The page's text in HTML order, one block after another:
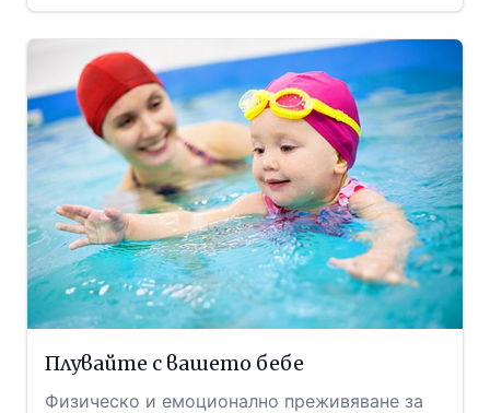
Плувайте с вашето бебе
Физическо и емоционално преживяване за